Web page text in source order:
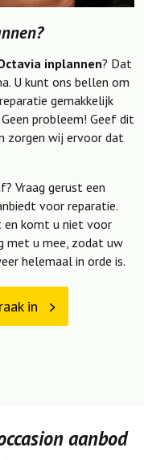
inplannen? Dat
U kunt ons bellen om
gemakkelijk
probleem! Geef dit
zorgen wij ervoor dat
Vraag gerust een
voor reparatie.
en komt u niet voor
met u mee, zodat uw
helemaal in orde is.
in
aanbod